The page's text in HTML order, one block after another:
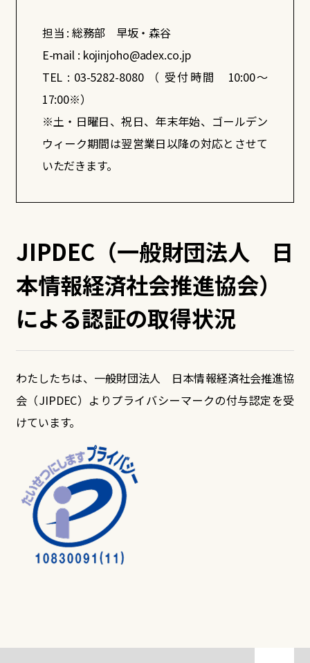
担当 : 総務部 早坂・森谷
E-mail : kojinjoho@adex.co.jp
TEL : 03-5282-8080（ 受付時間 10:00～
17:00※）
※土・日曜日、祝日、年末年始、ゴールデン
ウィーク期間は翌営業日以降の対応とさせて
いただきます。
JIPDEC（一般財団法人 日
本情報経済社会推進協会）
による認証の取得状況
わたしたちは、一般財団法人 日本情報経済社会推進協
会（JIPDEC）よりプライバシーマークの付与認定を受
けています。